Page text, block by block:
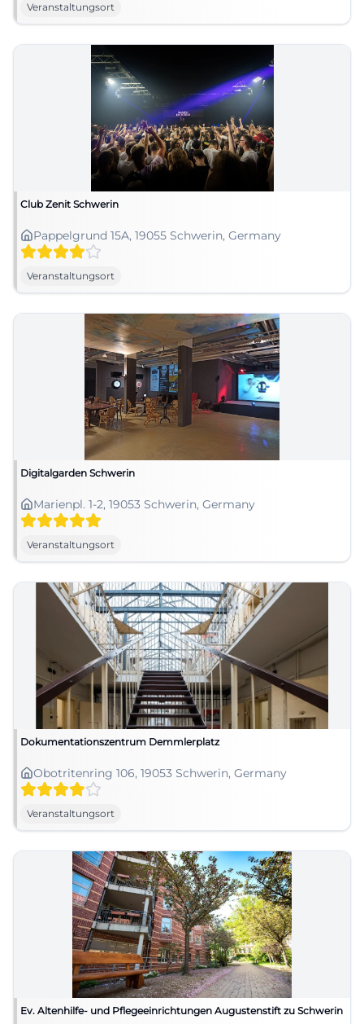
Veranstaltungsort
Club Zenit Schwerin
Pappelgrund 15A, 19055 Schwerin, Germany
Veranstaltungsort
Digitalgarden Schwerin
Marienpl. 1-2, 19053 Schwerin, Germany
Veranstaltungsort
Dokumentationszentrum Demmlerplatz
Obotritenring 106, 19053 Schwerin, Germany
Veranstaltungsort
Ev. Altenhilfe- und Pflegeeinrichtungen Augustenstift zu Schwerin